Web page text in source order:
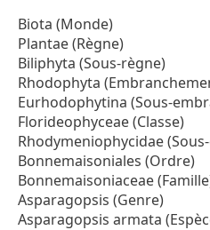
Biota (Monde)
Plantae (Règne)
Biliphyta (Sous-règne)
Rhodophyta
Eurhodophytina (Sous-
Florideophyceae (Classe)
Rhodymeniophycidae
Bonnemaisoniales (Ordre)
Bonnemaisoniaceae
Asparagopsis (Genre)
Asparagopsis armata